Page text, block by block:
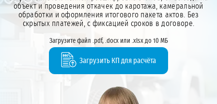
объект и проведения откачек до каротажа, камеральной
обработки и оформления итогового пакета актов. Без
скрытых платежей, с фиксацией сроков в договоре.
Загрузите файл .pdf, .docx или .xlsx до 10 МБ
Загрузить КП для расчёта